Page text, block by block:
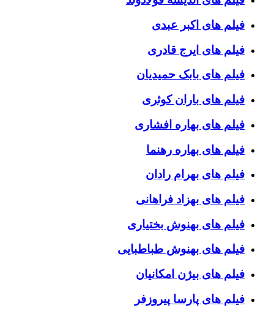
فیلم های اکبر عبدی
فیلم های ایرج قادری
فیلم های بابک حمیدیان
فیلم های باران کوثری
فیلم های بهاره افشاری
فیلم های بهاره رهنما
فیلم های بهرام رادان
فیلم های بهزاد فراهانی
فیلم های بهنوش بختیاری
فیلم های بهنوش طباطبایی
فیلم های بیژن امکانیان
فیلم های پارسا پیروزفر